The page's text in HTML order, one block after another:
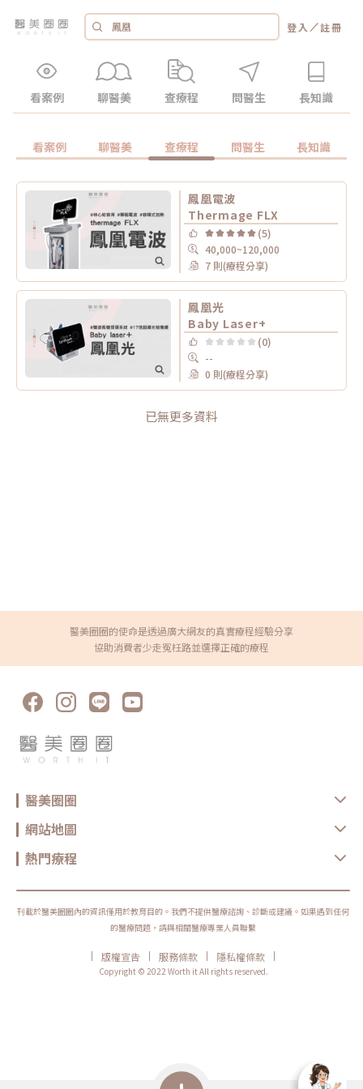
登入 ／註冊
看案例 聊醫美 查療程 問醫生 長知識
看案例 聊醫美 查療程 問醫生 長知識
鳳凰電波
Thermage FLX
(5)
40,000~120,000
7 則(療程分享)
鳳凰光
Baby Laser+
(0)
--
0 則(療程分享)
已無更多資料
醫美圈圈的使命是透過廣大網友的真實療程經驗分享
協助消費者少走冤枉路並選擇正確的療程
醫美圈圈
網站地圖
熱門療程
刊載於醫美圈圈內的資訊僅用於教育目的。我們不提供醫療諮詢、診斷或建議。如果遇到任何
的醫療問題，請與相關醫療專業人員聯繫
| 版權宣告 | 服務條款 | 隱私權條款
|
Copyright © 2022 Worth it All rights reserved.